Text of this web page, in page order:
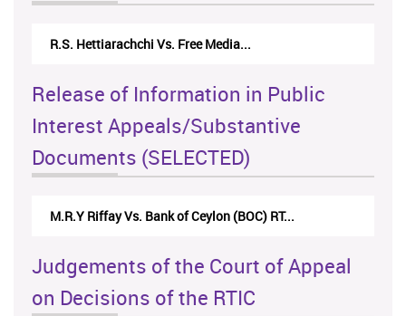
Centre for Society and Religion V...
Release of Information in Public
Interest Appeals/Substantive
Documents (SELECTED)
Nirmala Kannangara Vs.Lanka Building Ma...
Judgements of the Court of Appeal
on Decisions of the RTIC